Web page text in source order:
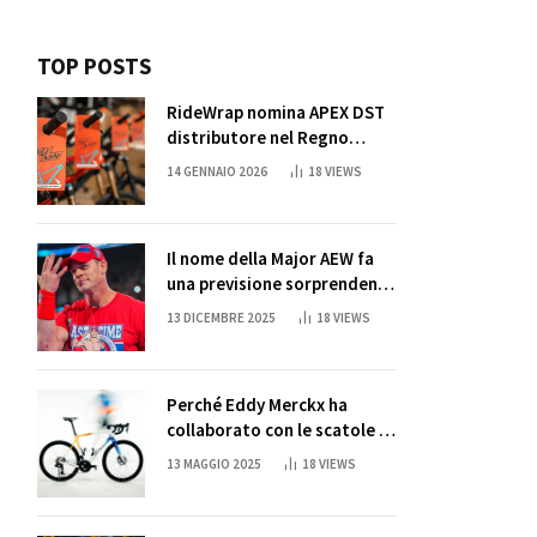
TOP POSTS
RideWrap nomina APEX DST
distributore nel Regno
Unito
14 GENNAIO 2026 18 VIEWS
Il nome della Major AEW fa
una previsione sorprendente
per la partita di ritiro di
13 DICEMBRE 2025 18 VIEWS
Perché Eddy Merckx ha
collaborato con le scatole di
succo di Sun Capri
13 MAGGIO 2025 18 VIEWS